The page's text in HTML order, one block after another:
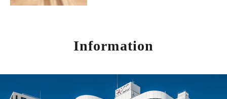
Information